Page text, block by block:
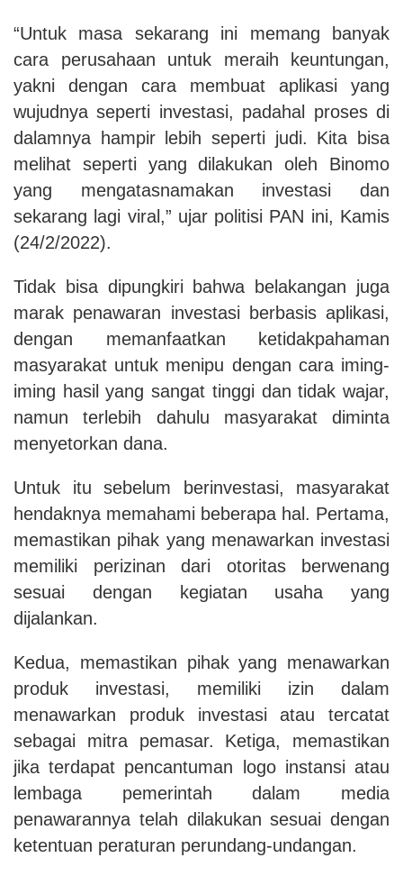
“Untuk masa sekarang ini memang banyak
cara perusahaan untuk meraih keuntungan,
yakni dengan cara membuat aplikasi yang
wujudnya seperti investasi, padahal proses di
dalamnya hampir lebih seperti judi. Kita bisa
melihat seperti yang dilakukan oleh Binomo
yang mengatasnamakan investasi dan
sekarang lagi viral,” ujar politisi PAN ini, Kamis
(24/2/2022).
Tidak bisa dipungkiri bahwa belakangan juga
marak penawaran investasi berbasis aplikasi,
dengan memanfaatkan ketidakpahaman
masyarakat untuk menipu dengan cara iming-
iming hasil yang sangat tinggi dan tidak wajar,
namun terlebih dahulu masyarakat diminta
menyetorkan dana.
Untuk itu sebelum berinvestasi, masyarakat
hendaknya memahami beberapa hal. Pertama,
memastikan pihak yang menawarkan investasi
memiliki perizinan dari otoritas berwenang
sesuai dengan kegiatan usaha yang
dijalankan.
Kedua, memastikan pihak yang menawarkan
produk investasi, memiliki izin dalam
menawarkan produk investasi atau tercatat
sebagai mitra pemasar. Ketiga, memastikan
jika terdapat pencantuman logo instansi atau
lembaga pemerintah dalam media
penawarannya telah dilakukan sesuai dengan
ketentuan peraturan perundang-undangan.